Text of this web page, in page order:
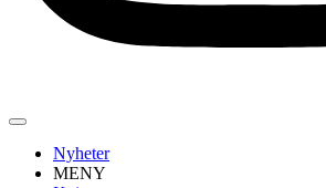
Nyheter
MENY